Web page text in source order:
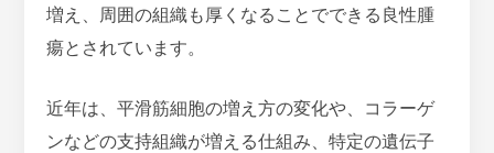
増え、周囲の組織も厚くなることでできる良性腫
瘍とされています。
近年は、平滑筋細胞の増え方の変化や、コラーゲ
ンなどの支持組織が増える仕組み、特定の遺伝子